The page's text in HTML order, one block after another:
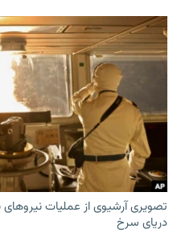
تصویری آرشیوی از عملیات
دریای سرخ